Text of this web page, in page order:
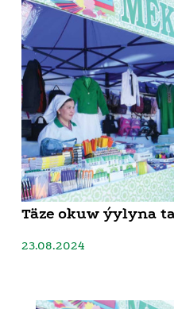
Täze okuw ýylyna
23.08.2024